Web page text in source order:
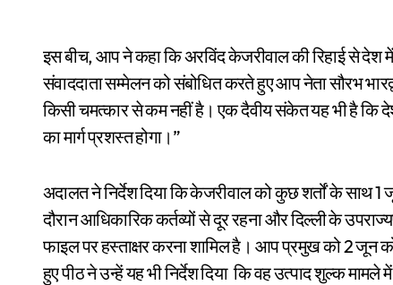
इस बीच, आप ने कहा कि अरविंद केजरीवाल की रिहाई से देश में
संवाददाता सम्मेलन को संबोधित करते हुए आप नेता सौरभ
किसी चमत्कार से कम नहीं है। एक दैवीय संकेत यह भी है कि
का मार्ग प्रशस्त होगा।”
अदालत ने निर्देश दिया कि केजरीवाल को कुछ शर्तों के साथ
दौरान आधिकारिक कर्तव्यों से दूर रहना और दिल्ली के
फाइल पर हस्ताक्षर करना शामिल है। आप प्रमुख को 2 जून
हुए पीठ ने उन्हें यह भी निर्देश दिया कि वह उत्पाद शुल्क